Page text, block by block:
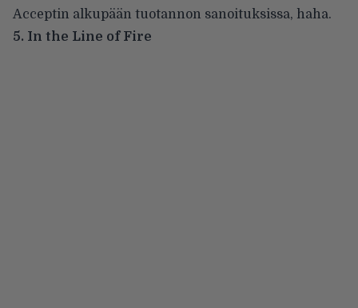
Acceptin alkupään tuotannon sanoituksissa, haha.
5. In the Line of Fire